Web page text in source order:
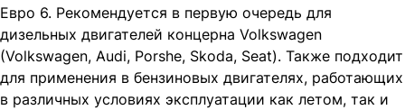
Евро 6. Рекомендуется в первую очередь для
дизельных двигателей концерна Volkswagen
(Volkswagen, Audi, Porshe, Skoda, Seat). Также подходит
для применения в бензиновых двигателях, работающих
в различных условиях эксплуатации как летом, так и